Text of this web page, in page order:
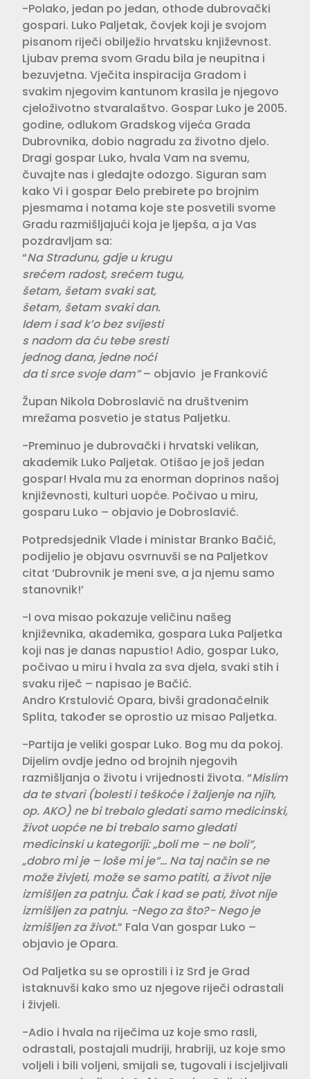
-Polako, jedan po jedan, othode dubrovački
gospari. Luko Paljetak, čovjek koji je svojom
pisanom riječi obilježio hrvatsku književnost.
Ljubav prema svom Gradu bila je neupitna i
bezuvjetna. Vječita inspiracija Gradom i
svakim njegovim kantunom krasila je njegovo
cjeloživotno stvaralaštvo. Gospar Luko je 2005.
godine, odlukom Gradskog vijeća Grada
Dubrovnika, dobio nagradu za životno djelo.
Dragi gospar Luko, hvala Vam na svemu,
čuvajte nas i gledajte odozgo. Siguran sam
kako Vi i gospar Đelo prebirete po brojnim
pjesmama i notama koje ste posvetili svome
Gradu razmišljajući koja je ljepša, a ja Vas
pozdravljam sa:
“Na Stradunu, gdje u krugu
srećem radost, srećem tugu,
šetam, šetam svaki sat,
šetam, šetam svaki dan.
Idem i sad k’o bez svijesti
s nadom da ću tebe sresti
jednog dana, jedne noći
da ti srce svoje dam”– objavio je Franković
Župan Nikola Dobroslavić na društvenim
mrežama posvetio je status Paljetku.
-Preminuo je dubrovački i hrvatski velikan,
akademik Luko Paljetak. Otišao je još jedan
gospar! Hvala mu za enorman doprinos našoj
književnosti, kulturi uopće. Počivao u miru,
gosparu Luko – objavio je Dobroslavić.
Potpredsjednik Vlade i ministar Branko Bačić,
podijelio je objavu osvrnuvši se na Paljetkov
citat ‘Dubrovnik je meni sve, a ja njemu samo
stanovnik!’
-I ova misao pokazuje veličinu našeg
književnika, akademika, gospara Luka Paljetka
koji nas je danas napustio! Adio, gospar Luko,
počivao u miru i hvala za sva djela, svaki stih i
svaku riječ – napisao je Bačić.
Andro Krstulović Opara, bivši gradonačelnik
Splita, također se oprostio uz misao Paljetka.
-Partija je veliki gospar Luko. Bog mu da pokoj.
Dijelim ovdje jedno od brojnih njegovih
razmišljanja o životu i vrijednosti života. “Mislim
da te stvari (bolesti i teškoće i žaljenje na njih,
op. AKO) ne bi trebalo gledati samo medicinski,
život uopće ne bi trebalo samo gledati
medicinski u kategoriji: „boli me – ne boli“,
„dobro mi je – loše mi je“… Na taj način se ne
može živjeti, može se samo patiti, a život nije
izmišljen za patnju. Čak i kad se pati, život nije
izmišljen za patnju. -Nego za što?-Nego je
izmišljen za život.” Fala Van gospar Luko –
objavio je Opara.
Od Paljetka su se oprostili i iz Srđ je Grad
istaknuvši kako smo uz njegove riječi odrastali
i živjeli.
-Adio i hvala na riječima uz koje smo rasli,
odrastali, postajali mudriji, hrabriji, uz koje smo
voljeli i bili voljeni, smijali se, tugovali i iscjeljivali